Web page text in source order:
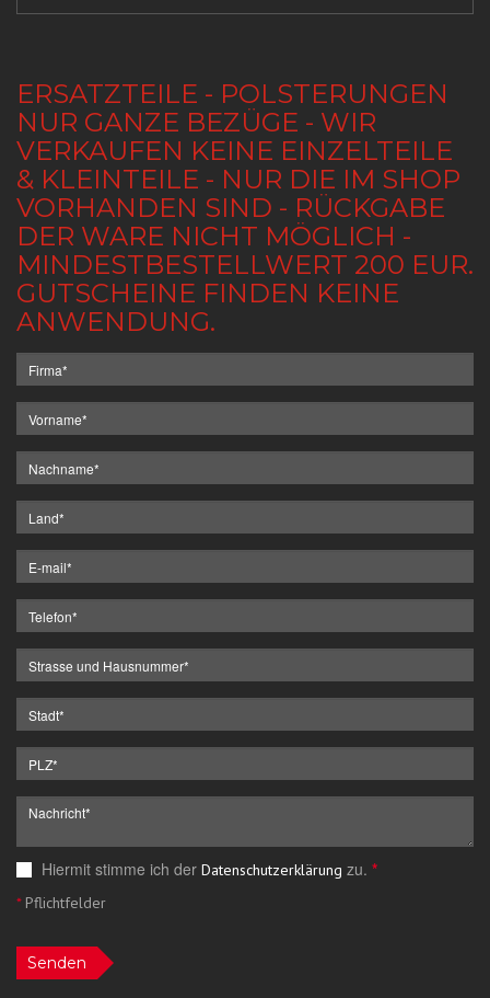
ERSATZTEILE - POLSTERUNGEN
NUR GANZE BEZÜGE - WIR
VERKAUFEN KEINE EINZELTEILE
& KLEINTEILE - NUR DIE IM SHOP
VORHANDEN SIND - RÜCKGABE
DER WARE NICHT MÖGLICH -
MINDESTBESTELLWERT 200 EUR.
GUTSCHEINE FINDEN KEINE
ANWENDUNG.
Hiermit stimme ich der Datenschutzerklärung zu. *
*Pflichtfelder
Senden